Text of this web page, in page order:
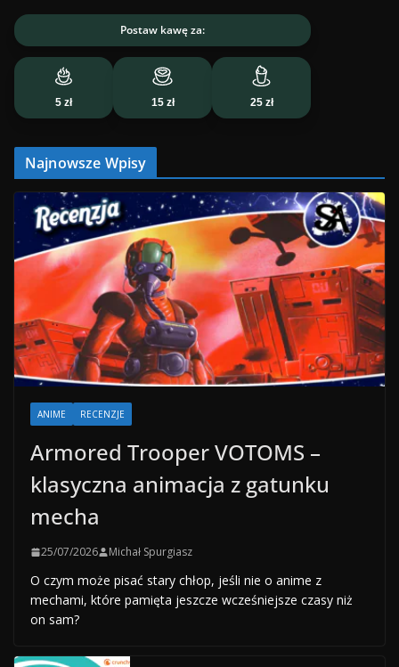
Postaw kawę za:
5 zł 15 zł 25 zł
Najnowsze Wpisy
ANIME RECENZJE
Armored Trooper VOTOMS –
klasyczna animacja z gatunku
mecha
25/07/2026 Michał Spurgiasz
O czym może pisać stary chłop, jeśli nie o anime z
mechami, które pamięta jeszcze wcześniejsze czasy niż
on sam?